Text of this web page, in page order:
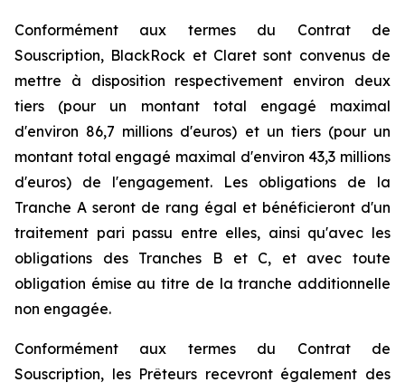
Conformément aux termes du Contrat de
Souscription, BlackRock et Claret sont convenus de
mettre à disposition respectivement environ deux
tiers (pour un montant total engagé maximal
d'environ 86,7 millions d'euros) et un tiers (pour un
montant total engagé maximal d'environ 43,3 millions
d'euros) de l'engagement. Les obligations de la
Tranche A seront de rang égal et bénéficieront d'un
traitement pari passu entre elles, ainsi qu'avec les
obligations des Tranches B et C, et avec toute
obligation émise au titre de la tranche additionnelle
non engagée.
Conformément aux termes du Contrat de
Souscription, les Prêteurs recevront également des